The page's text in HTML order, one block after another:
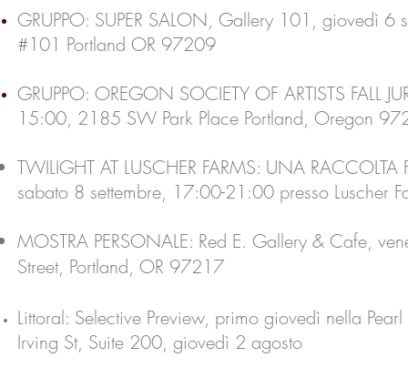
GRUPPO: SUPER SALON, Gallery 101, giovedì
#101 Portland OR 97209
GRUPPO: OREGON SOCIETY OF ARTISTS FALL
15:00, 2185 SW Park Place Portland, Oregon
TWILIGHT AT LUSCHER FARMS: UNA
sabato 8 settembre, 17:00-21:00 presso Luscher
MOSTRA PERSONALE: Red E. Gallery & Cafe,
Street, Portland, OR 97217
Littoral: Selective Preview, primo giovedì nella
Irving St, Suite 200, giovedì 2 agosto